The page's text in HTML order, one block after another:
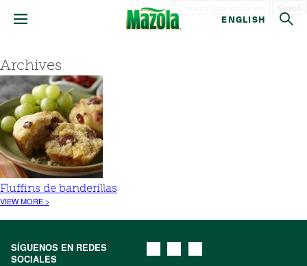
ENGLISH
Archives
Fluffins de banderillas
VIEW MORE >
SÍGUENOS EN REDES
SOCIALES